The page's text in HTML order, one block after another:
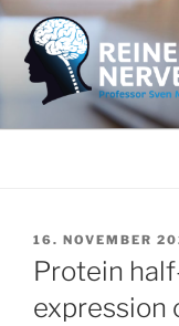
Zum
Inhalt
springen
REINE
Professor Sven Meuth
VERÖFFENTLICHT
AM
16. NOVEMBER
Protein
expression